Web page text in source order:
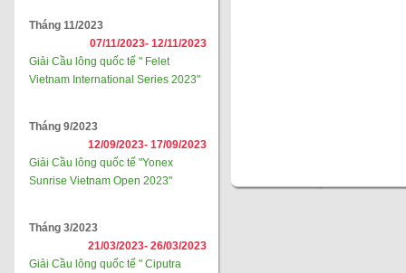
Tháng 11/2023
07/11/2023- 12/11/2023
Giải Cầu lông quốc tế " Felet
Vietnam International Series 2023"
Tháng 9/2023
12/09/2023- 17/09/2023
Giải Cầu lông quốc tế "Yonex
Sunrise Vietnam Open 2023"
Tháng 3/2023
21/03/2023- 26/03/2023
Giải Cầu lông quốc tế " Ciputra